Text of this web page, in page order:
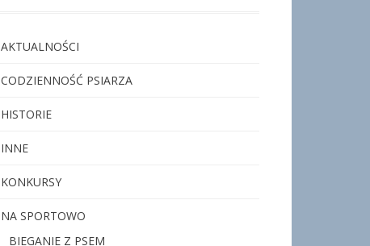
AKTUALNOŚCI
CODZIENNOŚĆ PSIARZA
HISTORIE
INNE
KONKURSY
NA SPORTOWO
BIEGANIE Z PSEM